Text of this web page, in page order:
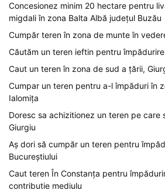
Concesionez minim 20 hectare pentru
migdali în zona Balta Albă județul Buzău
Cumpăr teren în zona de munte în
Căutăm un teren ieftin pentru
Caut un teren în zona de sud a țării,
Cumpar un teren pentru a-l împăduri în
Ialomița
Doresc sa achizitionez un teren pe care
Giurgiu
Aș dori să cumpăr un teren pentru
Bucureștiului
Caut teren În Constanța pentru
contributie mediulu